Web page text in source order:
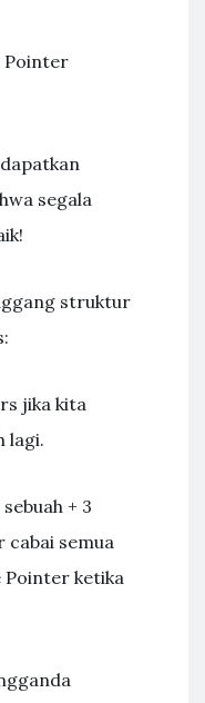
Pointer
segala
struktur
jika kita
lagi.
+ 3
cabai semua
Pointer ketika